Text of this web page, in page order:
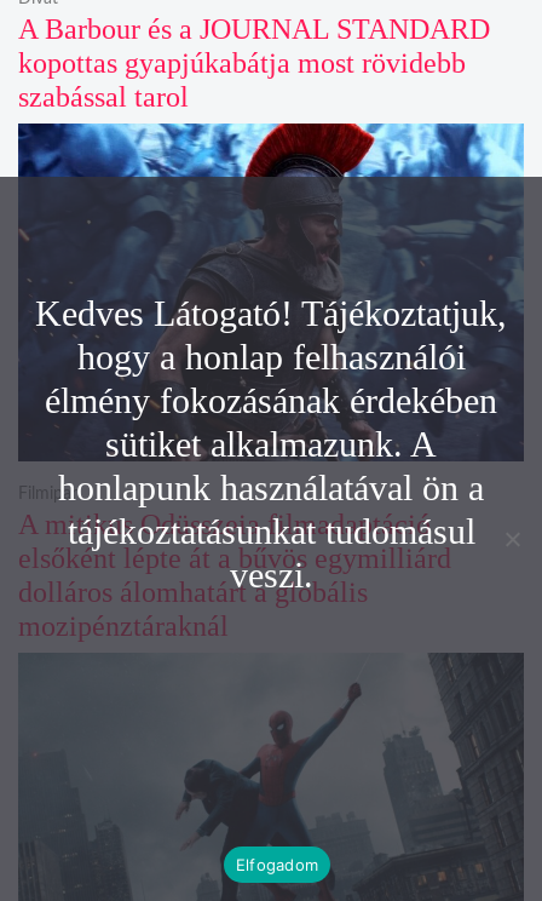
A Barbour és a JOURNAL STANDARD
kopottas gyapjúkabátja most rövidebb
szabással tarol
A mitikus Odüsszeia filmadaptáció
elsőként lépte át a bűvös egymilliárd
dolláros álomhatárt a globális
mozipénztáraknál
Filmipar
Kedves Látogató! Tájékoztatjuk,
hogy a honlap felhasználói
élmény fokozásának érdekében
sütiket alkalmazunk. A
honlapunk használatával ön a
tájékoztatásunkat tudomásul
veszi.
Elfogadom